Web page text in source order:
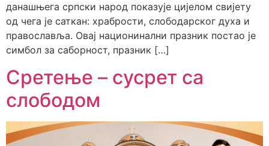
данашњега српски народ показује цијелом свијету
од чега је саткан: храбрости, слободарског духа и
православља. Овај национинални празник постао је
симбол за саборност, празник […]
Сретење – сусрет са
слободом